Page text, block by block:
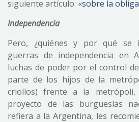
siguiente artículo: «sobre la
Independencia
Pero, ¿quiénes y por qué se
guerras de independencia en
luchas de poder por el control
parte de los hijos de la
criollos) frente a la metrópoli,
proyecto de las burguesías
refiera a la Argentina, les